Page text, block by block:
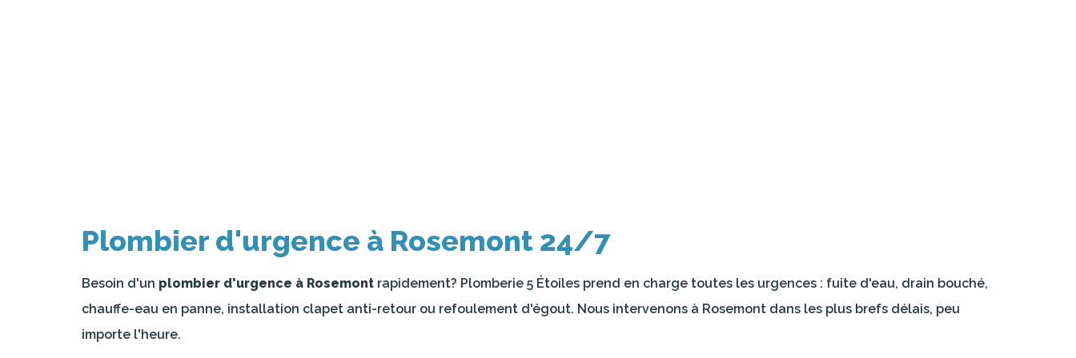
Plombier d'urgence à Rosemont 24/7
Besoin d'un plombier d'urgence à Rosemont rapidement? Plomberie 5 Étoiles prend en charge toutes les urgences : fuite d'eau, drain bouché,
chauffe-eau en panne, installation clapet anti-retour ou refoulement d'égout. Nous intervenons à Rosemont dans les plus brefs délais, peu
importe l'heure.